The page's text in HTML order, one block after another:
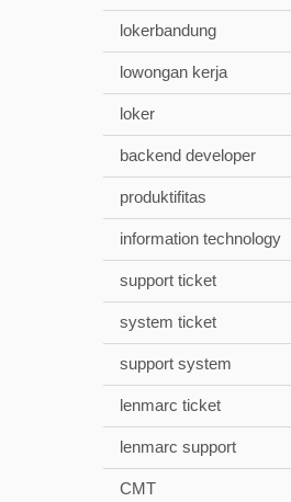
lokerbandung
lowongan kerja
loker
backend developer
produktifitas
information technology
support ticket
system ticket
support system
lenmarc ticket
lenmarc support
CMT